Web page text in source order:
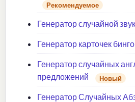
Рекомендуемое
Генератор случайной
Генератор карточек бинго
Генератор случайных
предложений
Новый
Генератор Случайных